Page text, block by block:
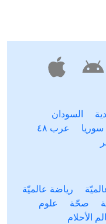
السودان
سوريا
عرب ٤٨
رياضة عالميّة
صحّة
علوم
الأحلام